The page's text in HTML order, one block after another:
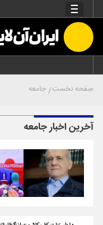
صفحه نخست جامعه
آخرین اخبار جامعه